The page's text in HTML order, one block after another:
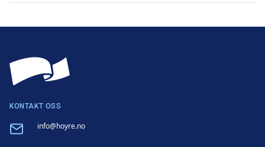
KONTAKT OSS
Email info@hoyre.no